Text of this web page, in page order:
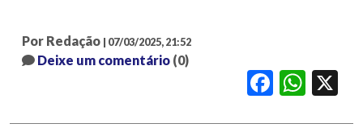
Por Redação | 07/03/2025, 21:52
Deixe um comentário (0)
FacebookWhatsApp